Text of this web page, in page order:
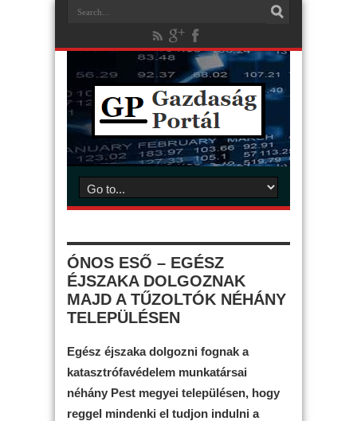
ÓNOS ESŐ – EGÉSZ
ÉJSZAKA DOLGOZNAK
MAJD A TŰZOLTÓK NÉHÁNY
TELEPÜLÉSEN
Egész éjszaka dolgozni fognak a
katasztrófavédelem munkatársai
néhány Pest megyei településen, hogy
reggel mindenki el tudjon indulni a